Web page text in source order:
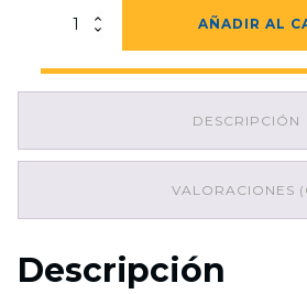
Contenedor
HD
AÑADIR AL
DESCRIPCIÓN
VALORACIONES
Descripción